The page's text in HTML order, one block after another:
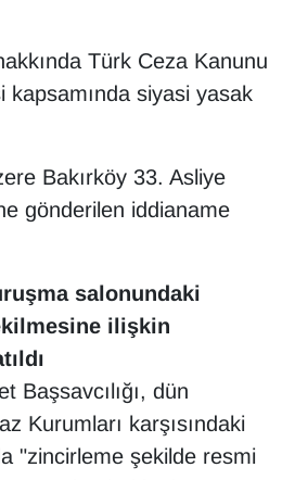
Türk Ceza Kanunu
kapsamında siyasi yasak
Bakırköy 33. Asliye
gönderilen iddianame
salonundaki
ilişkin
Başsavcılığı, dün
Kurumları karşısındaki
"zincirleme şekilde resmi